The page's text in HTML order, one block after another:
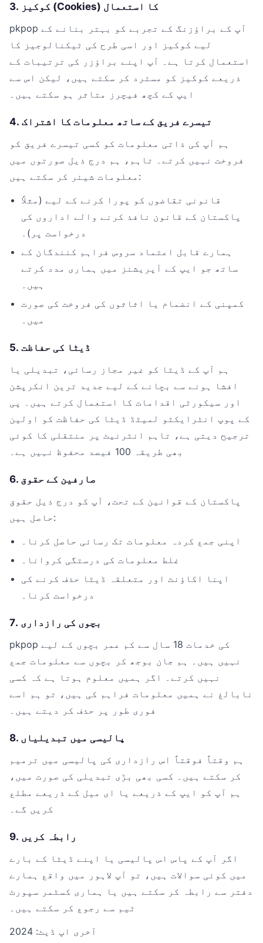
3. کوکیز (Cookies) کا استعمال
pkpop آپ کے براؤزنگ کے تجربے کو بہتر بنانے کے
لیے کوکیز اور اسی طرح کی ٹیکنالوجیز کا
استعمال کرتا ہے۔ آپ اپنے براؤزر کی ترتیبات کے
ذریعے کوکیز کو مسترد کر سکتے ہیں، لیکن اس سے
ایپ کے کچھ فیچرز متاثر ہو سکتے ہیں۔
4. تیسرے فریق کے ساتھ معلومات کا اشتراک
ہم آپ کی ذاتی معلومات کو کسی تیسرے فریق کو
فروخت نہیں کرتے۔ تاہم، ہم درج ذیل صورتوں میں
معلومات شیئر کر سکتے ہیں:
قانونی تقاضوں کو پورا کرنے کے لیے (مثلاً
پاکستان کے قانون نافذ کرنے والے اداروں کی
درخواست پر)۔
ہمارے قابل اعتماد سروس فراہم کنندگان کے
ساتھ جو ایپ کے آپریشنز میں ہماری مدد کرتے
ہیں۔
کمپنی کے انضمام یا اثاثوں کی فروخت کی صورت
میں۔
5. ڈیٹا کی حفاظت
ہم آپ کے ڈیٹا کو غیر مجاز رسائی، تبدیلی یا
افشا ہونے سے بچانے کے لیے جدید ترین انکرپشن
اور سیکورٹی اقدامات کا استعمال کرتے ہیں۔ پی
کے پوپ انٹرایکٹو لمیٹڈ ڈیٹا کی حفاظت کو اولین
ترجیح دیتی ہے، تاہم انٹرنیٹ پر منتقلی کا کوئی
بھی طریقہ 100 فیصد محفوظ نہیں ہے۔
6. صارفین کے حقوق
پاکستان کے قوانین کے تحت، آپ کو درج ذیل حقوق
حاصل ہیں:
اپنی جمع کردہ معلومات تک رسائی حاصل کرنا۔
غلط معلومات کی درستگی کروانا۔
اپنا اکاؤنٹ اور متعلقہ ڈیٹا حذف کرنے کی
درخواست کرنا۔
7. بچوں کی رازداری
pkpop کی خدمات 18 سال سے کم عمر بچوں کے لیے
نہیں ہیں۔ ہم جان بوجھ کر بچوں سے معلومات جمع
نہیں کرتے۔ اگر ہمیں معلوم ہوتا ہے کہ کسی
نابالغ نے ہمیں معلومات فراہم کی ہیں، تو ہم اسے
فوری طور پر حذف کر دیتے ہیں۔
8. پالیسی میں تبدیلیاں
ہم وقتاً فوقتاً اس رازداری کی پالیسی میں ترمیم
کر سکتے ہیں۔ کسی بھی بڑی تبدیلی کی صورت میں،
ہم آپ کو ایپ کے ذریعے یا ای میل کے ذریعے مطلع
کریں گے۔
9. رابطہ کریں
اگر آپ کے پاس اس پالیسی یا اپنے ڈیٹا کے بارے
میں کوئی سوالات ہیں، تو آپ لاہور میں واقع ہمارے
دفتر سے رابطہ کر سکتے ہیں یا ہماری کسٹمر سپورٹ
ٹیم سے رجوع کر سکتے ہیں۔
آخری اپ ڈیٹ: 2024